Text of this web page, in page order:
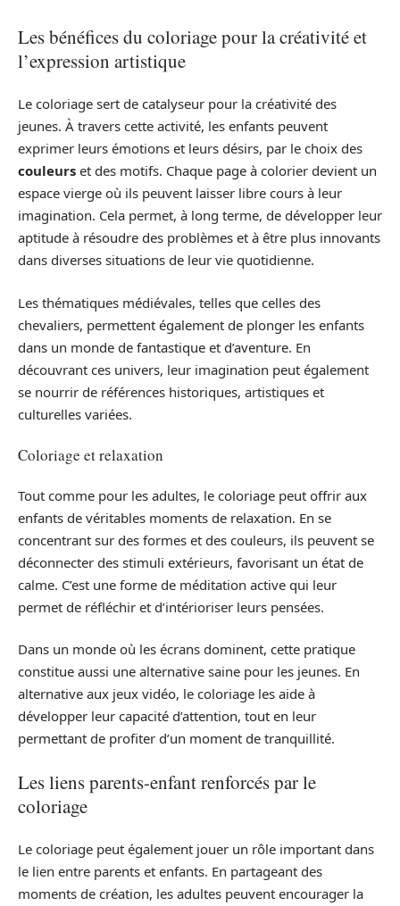
Les bénéfices du coloriage pour la créativité et
l’expression artistique
Le coloriage sert de catalyseur pour la créativité des
jeunes. À travers cette activité, les enfants peuvent
exprimer leurs émotions et leurs désirs, par le choix des
couleurs et des motifs. Chaque page à colorier devient un
espace vierge où ils peuvent laisser libre cours à leur
imagination. Cela permet, à long terme, de développer leur
aptitude à résoudre des problèmes et à être plus innovants
dans diverses situations de leur vie quotidienne.
Les thématiques médiévales, telles que celles des
chevaliers, permettent également de plonger les enfants
dans un monde de fantastique et d’aventure. En
découvrant ces univers, leur imagination peut également
se nourrir de références historiques, artistiques et
culturelles variées.
Coloriage et relaxation
Tout comme pour les adultes, le coloriage peut offrir aux
enfants de véritables moments de relaxation. En se
concentrant sur des formes et des couleurs, ils peuvent se
déconnecter des stimuli extérieurs, favorisant un état de
calme. C’est une forme de méditation active qui leur
permet de réfléchir et d’intérioriser leurs pensées.
Dans un monde où les écrans dominent, cette pratique
constitue aussi une alternative saine pour les jeunes. En
alternative aux jeux vidéo, le coloriage les aide à
développer leur capacité d’attention, tout en leur
permettant de profiter d’un moment de tranquillité.
Les liens parents-enfant renforcés par le
coloriage
Le coloriage peut également jouer un rôle important dans
le lien entre parents et enfants. En partageant des
moments de création, les adultes peuvent encourager la